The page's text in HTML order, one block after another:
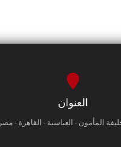
العنوان
المأمون - العباسية - القاهرة - مصر